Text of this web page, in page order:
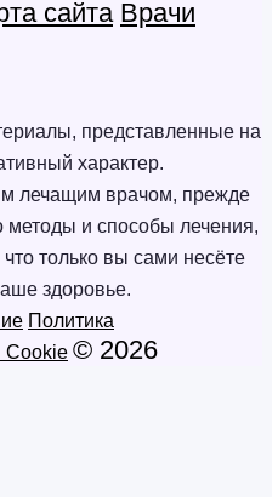
сайта Врачи
представленные на
характер.
лечащим врачом, прежде
методы и способы лечения,
только вы сами несёте
здоровье.
Политика
© 2026